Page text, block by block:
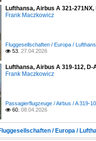
Lufthansa, Airbus A 321-271NX,
Frank Maczkowicz
Fluggesellschaften / Europa /
 53. 27.04.2026
Lufthansa, Airbus A 319-112, D-
Frank Maczkowicz
Passagierflugzeuge / Airbus / A 319-
 60. 08.04.2026
/ Europa /